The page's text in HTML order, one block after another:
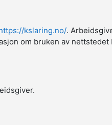
kslaring.no/.
om bruken av